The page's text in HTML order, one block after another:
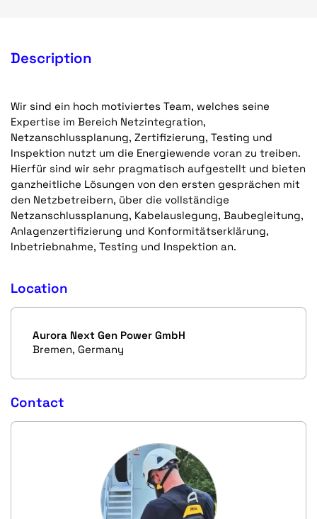
Description
Wir sind ein hoch motiviertes Team, welches seine
Expertise im Bereich Netzintegration,
Netzanschlussplanung, Zertifizierung, Testing und
Inspektion nutzt um die Energiewende voran zu treiben.
Hierfür sind wir sehr pragmatisch aufgestellt und bieten
ganzheitliche Lösungen von den ersten gesprächen mit
den Netzbetreibern, über die vollständige
Netzanschlussplanung, Kabelauslegung, Baubegleitung,
Anlagenzertifizierung und Konformitätserklärung,
Inbetriebnahme, Testing und Inspektion an.
Location
Aurora Next Gen Power GmbH
Bremen, Germany
Contact